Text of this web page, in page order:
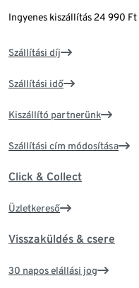
Ingyenes kiszállítás 24 990
Szállítási díj
Szállítási idő
Kiszállító partnerünk
Szállítási cím módosítása
Click & Collect
Üzletkereső
Visszaküldés & csere
30 napos elállási jog